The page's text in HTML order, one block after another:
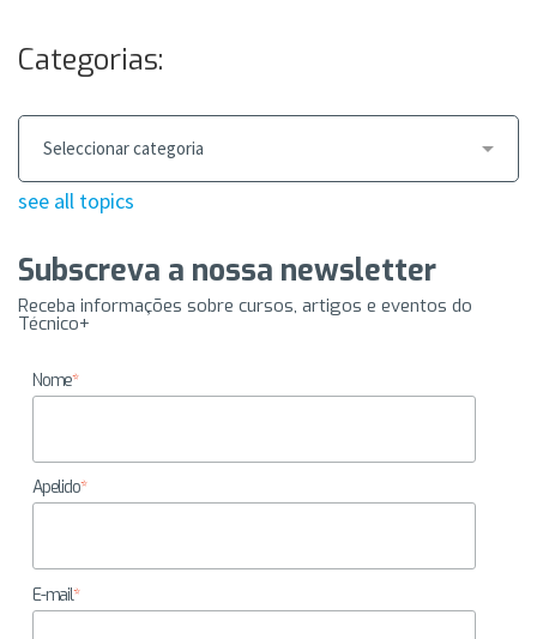
Categorias:
see all topics
Subscreva a nossa newsletter
Receba informações sobre cursos, artigos e eventos do
Técnico+
Nome*
Apelido*
E-mail*